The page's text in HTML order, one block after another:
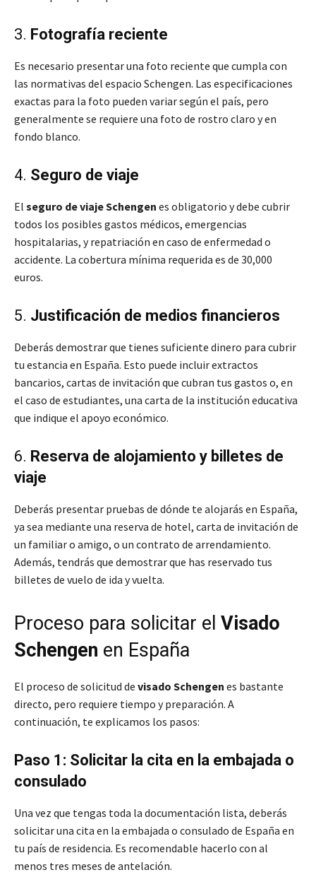
3. Fotografía reciente
Es necesario presentar una foto reciente que cumpla con
las normativas del espacio Schengen. Las especificaciones
exactas para la foto pueden variar según el país, pero
generalmente se requiere una foto de rostro claro y en
fondo blanco.
4. Seguro de viaje
El seguro de viaje Schengen es obligatorio y debe cubrir
todos los posibles gastos médicos, emergencias
hospitalarias, y repatriación en caso de enfermedad o
accidente. La cobertura mínima requerida es de 30,000
euros.
5. Justificación de medios financieros
Deberás demostrar que tienes suficiente dinero para cubrir
tu estancia en España. Esto puede incluir extractos
bancarios, cartas de invitación que cubran tus gastos o, en
el caso de estudiantes, una carta de la institución educativa
que indique el apoyo económico.
6. Reserva de alojamiento y billetes de
viaje
Deberás presentar pruebas de dónde te alojarás en España,
ya sea mediante una reserva de hotel, carta de invitación de
un familiar o amigo, o un contrato de arrendamiento.
Además, tendrás que demostrar que has reservado tus
billetes de vuelo de ida y vuelta.
Proceso para solicitar el Visado
Schengen en España
El proceso de solicitud de visado Schengen es bastante
directo, pero requiere tiempo y preparación. A
continuación, te explicamos los pasos:
Paso 1: Solicitar la cita en la embajada o
consulado
Una vez que tengas toda la documentación lista, deberás
solicitar una cita en la embajada o consulado de España en
tu país de residencia. Es recomendable hacerlo con al
menos tres meses de antelación.